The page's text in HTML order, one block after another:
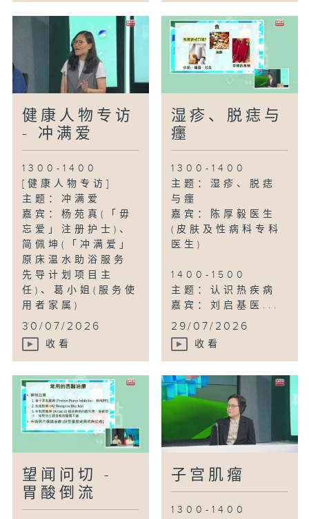
健康人物专访
- 冲满爱
1300-1400
[健康人物专访]
主题：冲满爱
嘉宾：杨苑真(「毋
忘爱」注册护士)、
简佩坤(「冲满爱」
原床温水助浴服务
先导计划项目主
任)、葛小姐(服务使
用者家属)
...
30/07/2026
收看
湿疹、脱痣与
癦
1300-1400
主题：湿疹、脱痣
与癦
嘉宾：陈厚毅医生
(皮肤及性病科专科
医生)
1400-1500
主题：认识热疾病
嘉宾：刘启基医...
29/07/2026
收看
望闻问切 -
胃酸倒流
子宫肌瘤
1300-1400